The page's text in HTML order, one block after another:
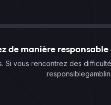
de manière
Si vous rencontrez des